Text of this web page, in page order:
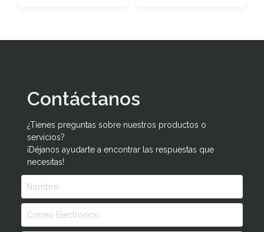
Contáctanos
¿Tienes preguntas sobre nuestros productos o
servicios?
¡Déjanos ayudarte a encontrar las respuestas que
necesitas!